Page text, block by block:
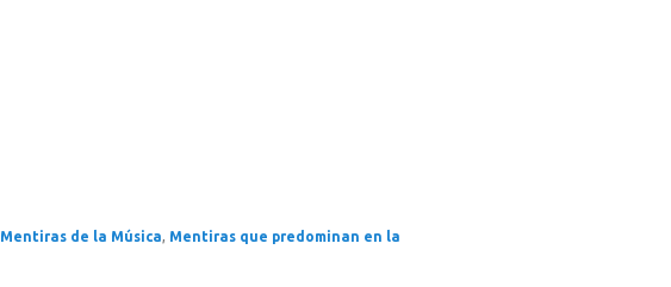
Mentiras de la Música, Mentiras que predominan en la